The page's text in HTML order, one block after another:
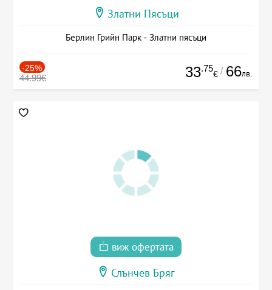
Златни Пясъци
Берлин Грийн Парк - Златни пясъци
-25%
44.99€ 33.75
€ / 66лв.
виж офертата
Слънчев Бряг